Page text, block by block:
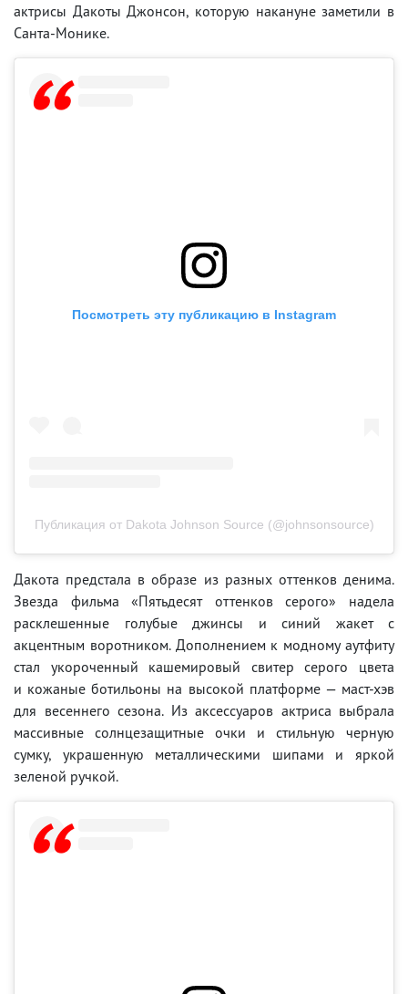
актрисы Дакоты Джонсон, которую накануне заметили в
Санта-Монике.
Посмотреть эту публикацию в Instagram
Публикация от Dakota Johnson Source (@johnsonsource)
Дакота предстала в образе из разных оттенков денима.
Звезда фильма «Пятьдесят оттенков серого» надела
расклешенные голубые джинсы и синий жакет с
акцентным воротником. Дополнением к модному аутфиту
стал укороченный кашемировый свитер серого цвета
и кожаные ботильоны на высокой платформе — маст-хэв
для весеннего сезона. Из аксессуаров актриса выбрала
массивные солнцезащитные очки и стильную черную
сумку, украшенную металлическими шипами и яркой
зеленой ручкой.